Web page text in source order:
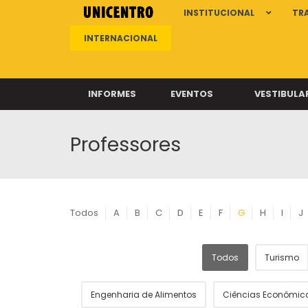
INSTITUCIONAL
INTERNACIONAL
INFORMES EVENTOS
Professores
Todos A B C D E F G H I J
Todos Turismo
Engenharia de Alimentos Ciências